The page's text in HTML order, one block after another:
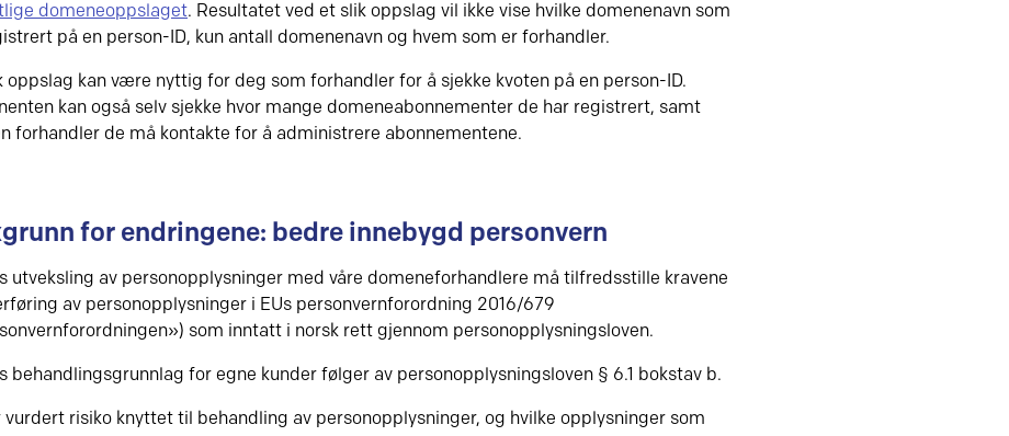
domeneoppslaget. Resultatet ved et slik oppslag vil ikke vise hvilke domenenavn som
på en person-ID, kun antall domenenavn og hvem som er forhandler.
oppslag kan være nyttig for deg som forhandler for å sjekke kvoten på en person-ID.
kan også selv sjekke hvor mange domeneabonnementer de har registrert, samt
forhandler de må kontakte for å administrere abonnementene.
for endringene: bedre innebygd personvern
utveksling av personopplysninger med våre domeneforhandlere må tilfredsstille kravene
av personopplysninger i EUs personvernforordning 2016/679
som inntatt i norsk rett gjennom personopplysningsloven.
behandlingsgrunnlag for egne kunder følger av personopplysningsloven § 6.1 bokstav b.
vurdert risiko knyttet til behandling av personopplysninger, og hvilke opplysninger som